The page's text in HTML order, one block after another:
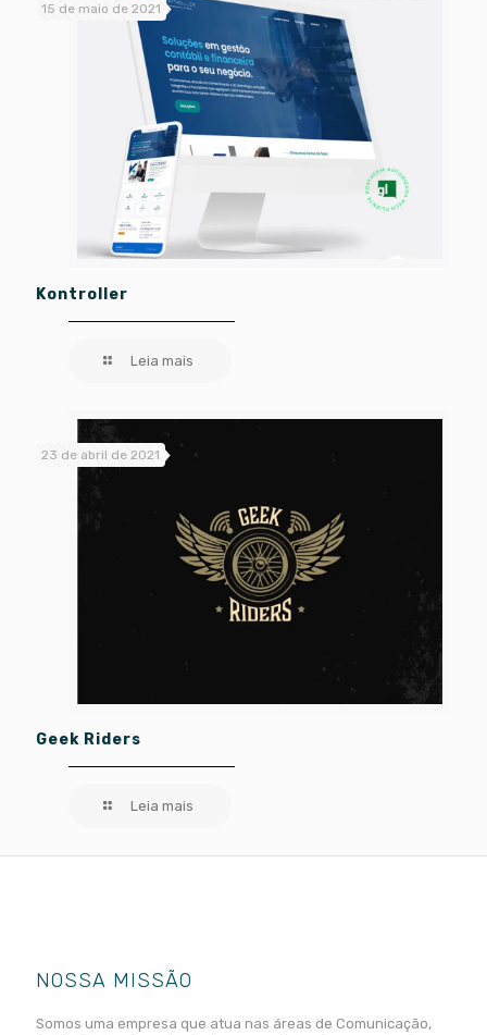
15 de maio de 2021
Kontroller
Leia mais
23 de abril de 2021
Geek Riders
Leia mais
NOSSA MISSÃO
Somos uma empresa que atua nas áreas de Comunicação,